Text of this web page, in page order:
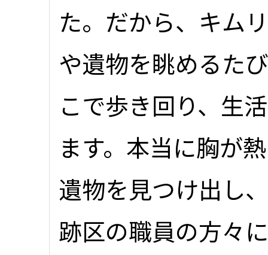
た。だから、キム
や遺物を眺めるた
こで歩き回り、生
ます。本当に胸が
遺物を見つけ出し
跡区の職員の方々